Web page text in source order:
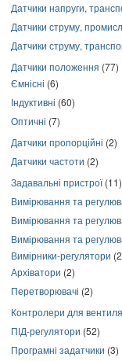
Датчики напруги,
Датчики струму,
Датчики струму,
Датчики положення (77)
Ємнісні (6)
Індуктивні (60)
Оптичні (7)
Датчики пропорційні (2)
Датчики частоти (2)
Задавальні пристрої(11)
Вимірювання та
Вимірювання та
Вимірювання та
Вимірники-регулятори
Архіватори (2)
Перетворювачі (2)
Контролери для
ПІД-регулятори (52)
Програмні задатчики (3)